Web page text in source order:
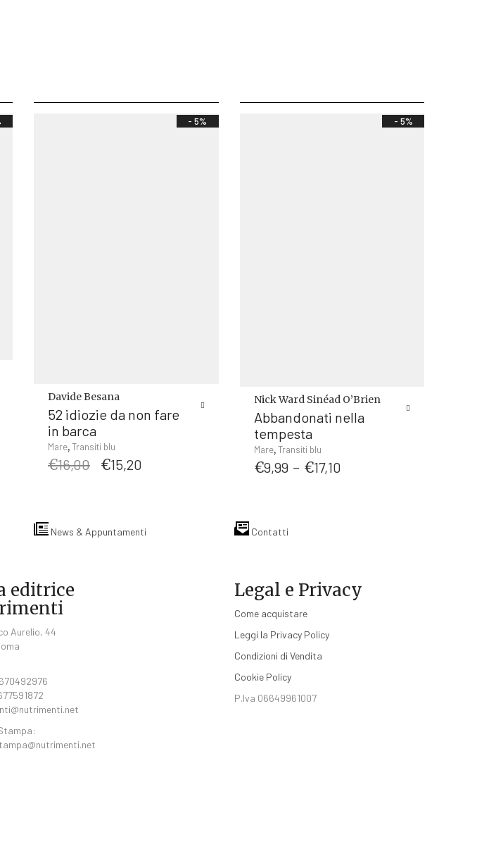
- 5%
Davide Besana
52 idiozie da non fare
in barca
Mare,Transiti blu
€16,00
Il
€16,00.
€15,20
€15,20.
- 5%
Nick Ward Sinéad O’Brien
Abbandonati nella
tempesta
Mare,Transiti bluQuesto
prodotto
scelte
del
€9,99 - €17,10
News & Appuntamenti Contatti
editrice
Aurelio, 44
Legal e Privacy
Come acquistare
Leggi la Privacy Policy
Condizioni di Vendita
Cookie Policy
P.Iva 06649961007